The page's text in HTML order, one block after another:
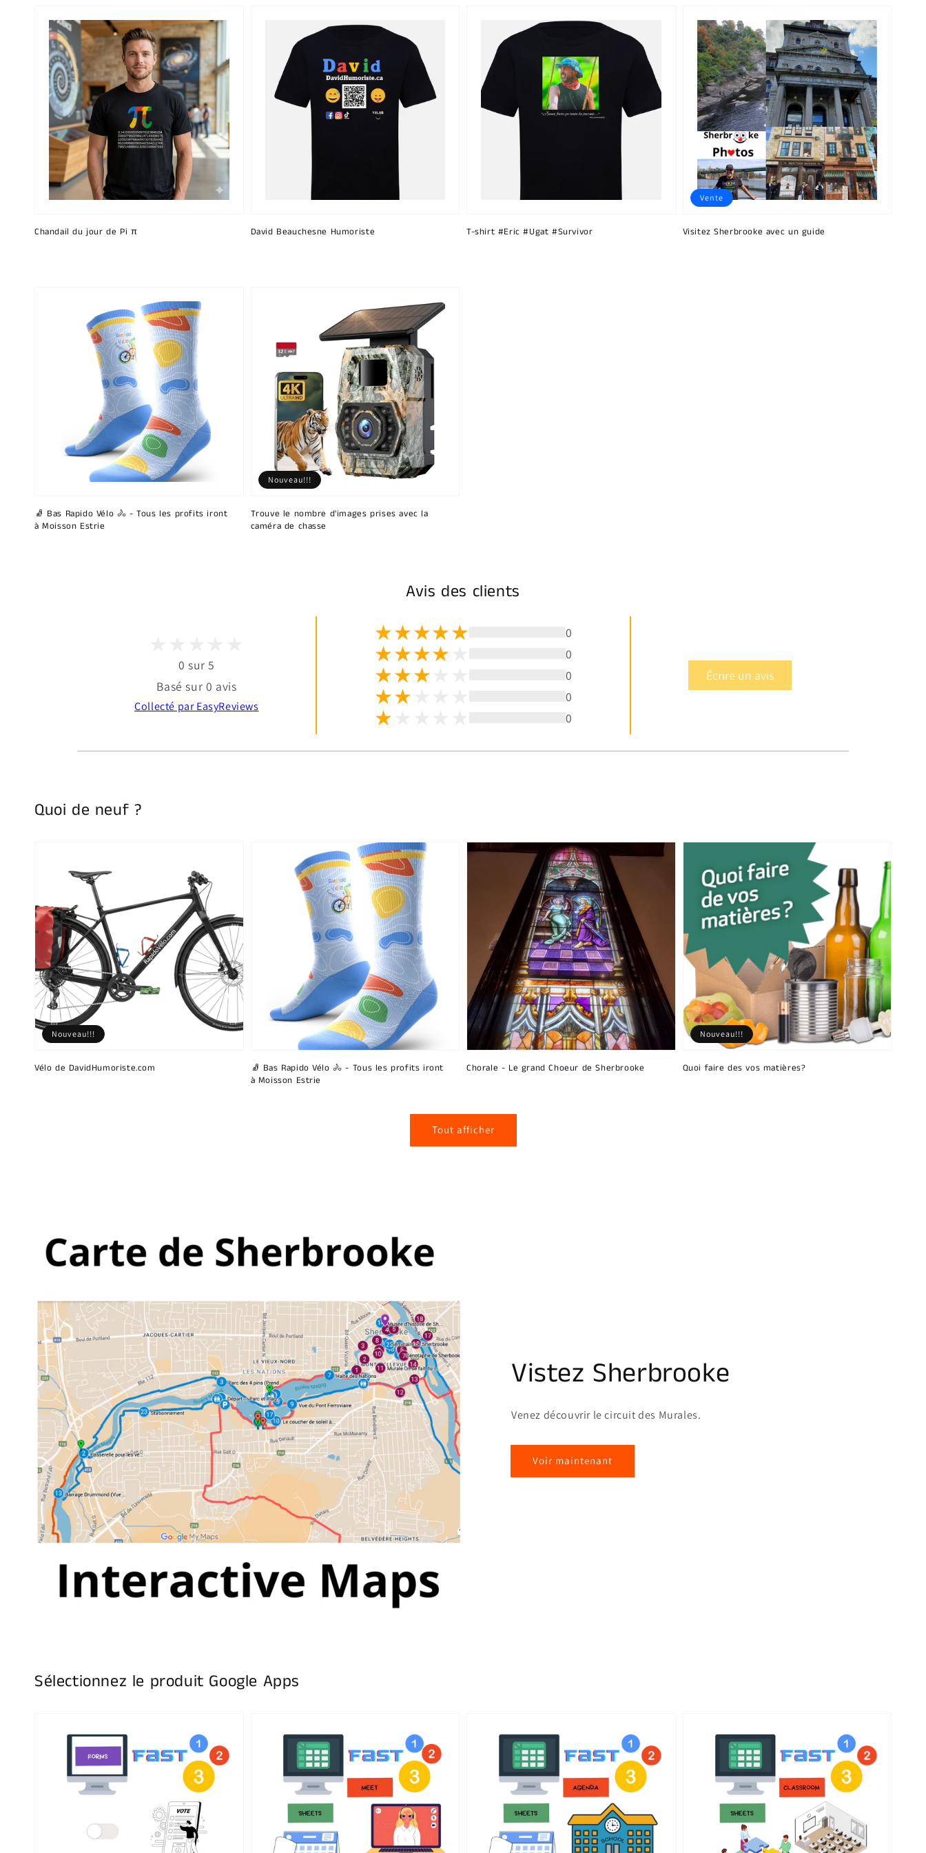
Chandail du jour de Pi π David Beauchesne Humoriste T-shirt #Eric #Ugat #Survivor Visitez Sherbrooke avec un guide
Vente
🧦 Bas Rapido Vélo 🚴 - Tous les profits iront
à Moisson Estrie
Trouve le nombre d'images prises avec la
caméra de chasse
Nouveau!!!
Avis des clients
0 sur 5
Basé sur 0 avis
Collecté par EasyReviews
0
0
0
0
0
Écrire un avis
Quoi de neuf ?
Vélo de DavidHumoriste.com
Nouveau!!!
🧦 Bas Rapido Vélo 🚴 - Tous les profits iront
à Moisson Estrie
Chorale - Le grand Choeur de Sherbrooke Quoi faire des vos matières?
Nouveau!!!
Tout afficher
Vistez Sherbrooke
Venez découvrir le circuit des Murales.
Voir maintenant
Sélectionnez le produit Google Apps